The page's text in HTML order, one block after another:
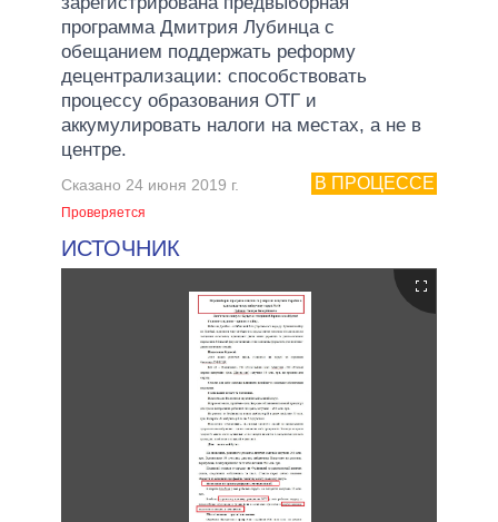
программа Дмитрия Лубинца с
обещанием поддержать реформу
децентрализации: способствовать
процессу образования ОТГ и
аккумулировать налоги на местах, а не в
центре.
В ПРОЦЕССЕ
Сказано 24 июня 2019 г.
Проверяется
ИСТОЧНИК